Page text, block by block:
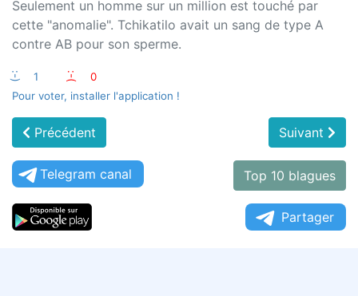
Seulement un homme sur un million est touché par
cette "anomalie". Tchikatilo avait un sang de type A
contre AB pour son sperme.
:-) 1 :-(
0
Pour voter, installer l'application !
Précédent Suivant
Telegram canal Top 10 blagues
Partager